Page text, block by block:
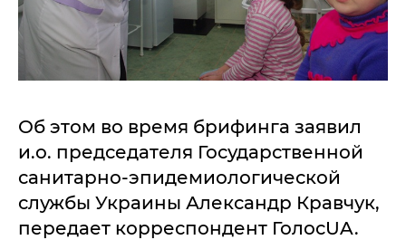
Об этом во время брифинга заявил
и.о. председателя Государственной
санитарно-эпидемиологической
службы Украины Александр Кравчук,
передает корреспондент ГолосUA.